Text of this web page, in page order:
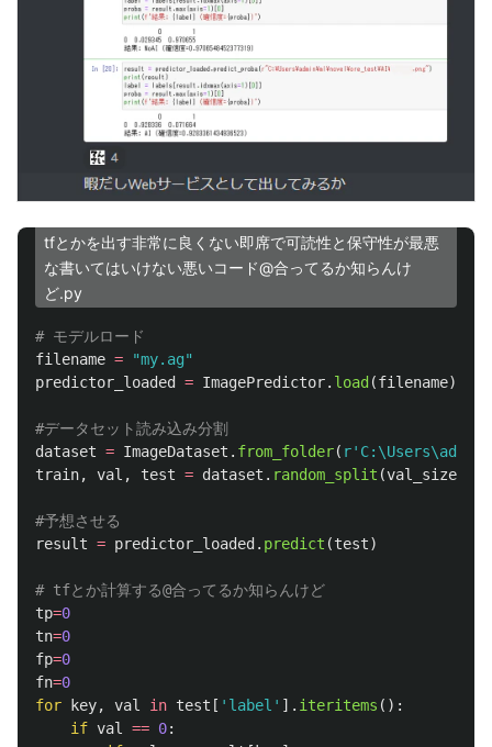
tfとかを出す非常に良くない即席で可読性と保守性が最悪
な書いてはいけない悪いコード@合ってるか知らんけ
ど.py
filename = "my.ag"
predictor_loaded
= ImagePredictor. load (filename)
dataset = ImageDataset . from_folder( r'
train, val , test = dataset . random_split (val_size
result = predictor_loaded . predict (test)
tp=0
tn=0
fp=0
fn=0
for
key, val in test [ ' label ' ]. iteritems ():
if val == 0: